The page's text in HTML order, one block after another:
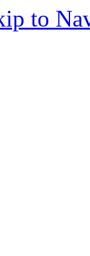
to